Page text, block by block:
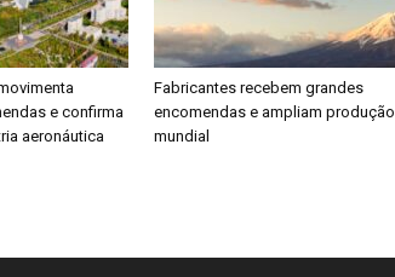
e confirma
aeronáutica
Fabricantes recebem grandes
encomendas e ampliam produção
mundial